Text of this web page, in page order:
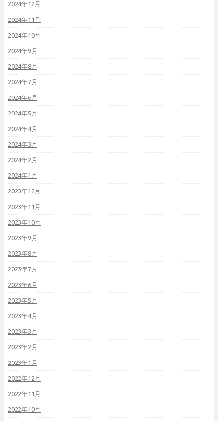
2024年12月
2024年11月
2024年10月
2024年9月
2024年8月
2024年7月
2024年6月
2024年5月
2024年4月
2024年3月
2024年2月
2024年1月
2023年12月
2023年11月
2023年10月
2023年9月
2023年8月
2023年7月
2023年6月
2023年5月
2023年4月
2023年3月
2023年2月
2023年1月
2022年12月
2022年11月
2022年10月